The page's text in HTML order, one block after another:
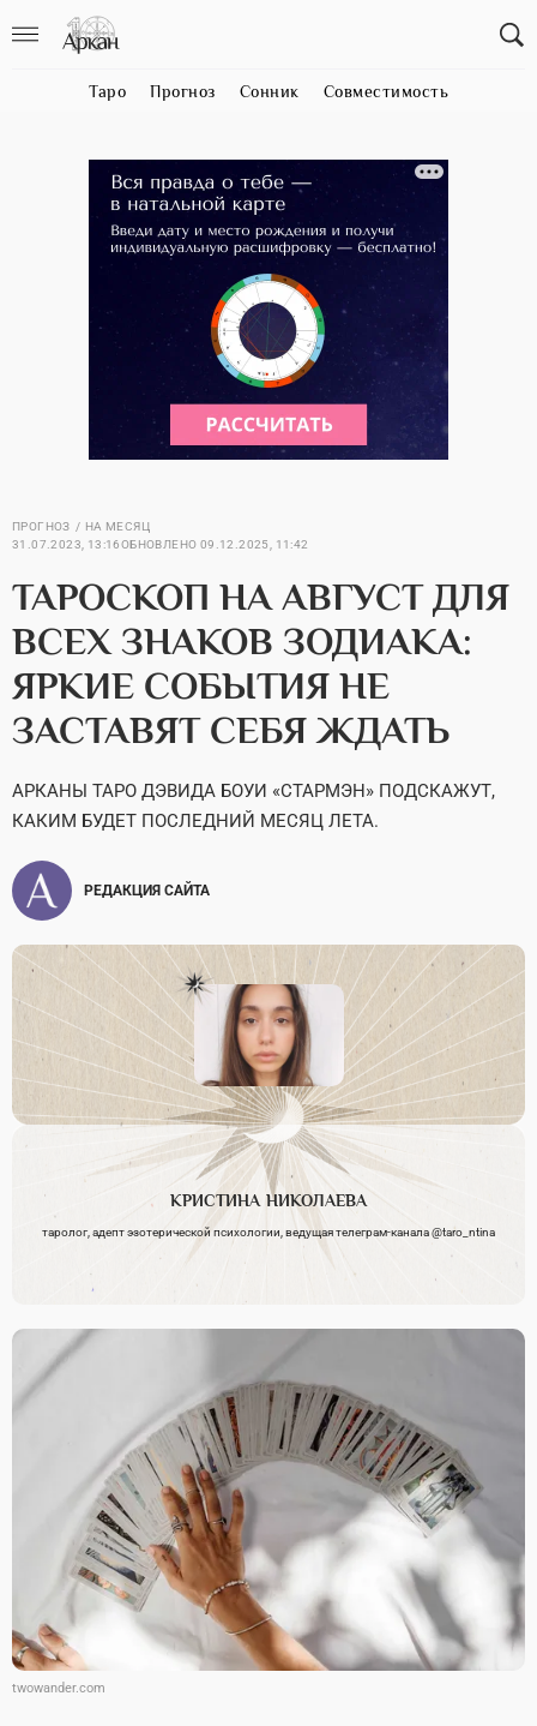
Таро Прогноз Сонник Совместимость
ПРОГНОЗ
НА МЕСЯЦ
31.07.2023, 13:16ОБНОВЛЕНО 09.12.2025, 11:42
ТАРОСКОП НА АВГУСТ ДЛЯ
ВСЕХ ЗНАКОВ ЗОДИАКА:
ЯРКИЕ СОБЫТИЯ НЕ
ЗАСТАВЯТ СЕБЯ ЖДАТЬ
АРКАНЫ ТАРО ДЭВИДА БОУИ «СТАРМЭН» ПОДСКАЖУТ,
КАКИМ БУДЕТ ПОСЛЕДНИЙ МЕСЯЦ ЛЕТА.
РЕДАКЦИЯ САЙТА
КРИСТИНА НИКОЛАЕВА
таролог, адепт эзотерической психологии, ведущая телеграм-канала @taro_ntina
twowander.com